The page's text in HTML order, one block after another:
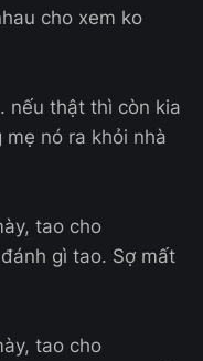
cho xem ko
nếu thật thì còn kia
nó ra khỏi nhà
tao cho
gì tao. Sợ mất
tao cho